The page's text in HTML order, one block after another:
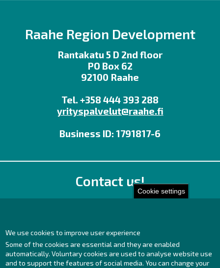
Cookie settings
We use cookies to improve user experience
Some of the cookies are essential and they are enabled
automatically. Voluntary cookies are used to analyse website use
and to support the features of social media. You can change your
Raahe Region Development
Rantakatu 5 D 2nd floor
PO Box 62
92100 Raahe
Tel. +358 444 393 288
yrityspalvelut@raahe.fi
Business ID: 1791817-6
Contact us!
Office
Facebook
Instagram